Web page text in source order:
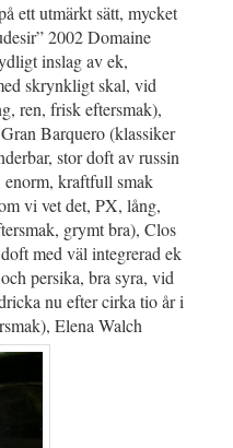
ett utmärkt sätt, mycket
2002 Domaine
inslag av ek,
skrynkligt skal, vid
ren, frisk eftersmak),
Barquero (klassiker
stor doft av russin
enorm, kraftfull smak
vi vet det, PX, lång,
grymt bra), Clos
med väl integrerad ek
persika, bra syra, vid
nu efter cirka tio år i
Elena Walch